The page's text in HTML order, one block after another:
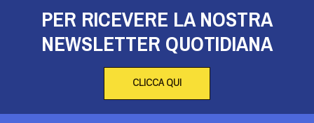
PER RICEVERE LA NOSTRA
NEWSLETTER QUOTIDIANA
CLICCA QUI